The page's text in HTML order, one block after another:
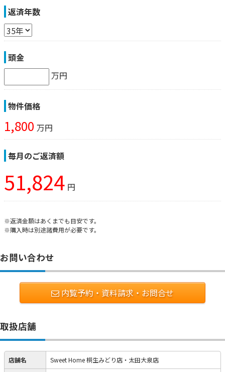
返済年数
頭金
万円
物件価格
1,800 万円
毎月のご返済額
51,824 円
※返済金額はあくまでも目安です。
※購入時は別途諸費用が必要です。
お問い合わせ
内覧予約・資料請求・お問合せ
取扱店舗
店舗名 Sweet Home 桐生みどり店・太田大泉店